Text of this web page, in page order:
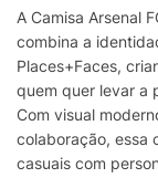
A Camisa Arsenal
combina a
Places+Faces,
quem quer levar a
Com visual
colaboração, essa
casuais com